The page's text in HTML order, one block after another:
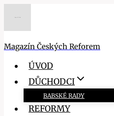
Magazín Českých Reforem
ÚVOD
DŮCHODCI
BABSKÉ RADY
REFORMY